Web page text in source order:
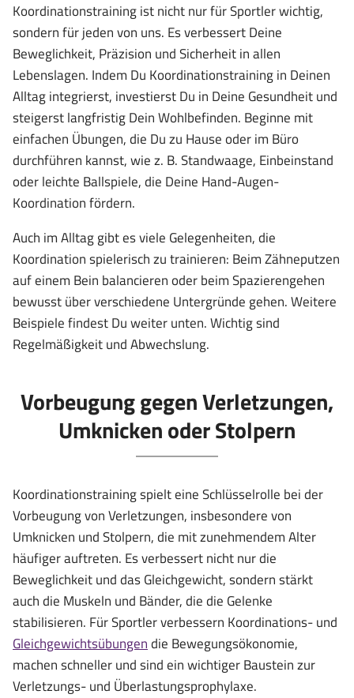
Koordinationstraining ist nicht nur für Sportler wichtig,
sondern für jeden von uns. Es verbessert Deine
Beweglichkeit, Präzision und Sicherheit in allen
Lebenslagen. Indem Du Koordinationstraining in Deinen
Alltag integrierst, investierst Du in Deine Gesundheit und
steigerst langfristig Dein Wohlbefinden. Beginne mit
einfachen Übungen, die Du zu Hause oder im Büro
durchführen kannst, wie z. B. Standwaage, Einbeinstand
oder leichte Ballspiele, die Deine Hand-Augen-
Koordination fördern.
Auch im Alltag gibt es viele Gelegenheiten, die
Koordination spielerisch zu trainieren: Beim Zähneputzen
auf einem Bein balancieren oder beim Spazierengehen
bewusst über verschiedene Untergründe gehen. Weitere
Beispiele findest Du weiter unten. Wichtig sind
Regelmäßigkeit und Abwechslung.
Vorbeugung gegen Verletzungen,
Umknicken oder Stolpern
Koordinationstraining spielt eine Schlüsselrolle bei der
Vorbeugung von Verletzungen, insbesondere von
Umknicken und Stolpern, die mit zunehmendem Alter
häufiger auftreten. Es verbessert nicht nur die
Beweglichkeit und das Gleichgewicht, sondern stärkt
auch die Muskeln und Bänder, die die Gelenke
stabilisieren. Für Sportler verbessern Koordinations- und
Gleichgewichtsübungendie Bewegungsökonomie,
machen schneller und sind ein wichtiger Baustein zur
Verletzungs- und Überlastungsprophylaxe.